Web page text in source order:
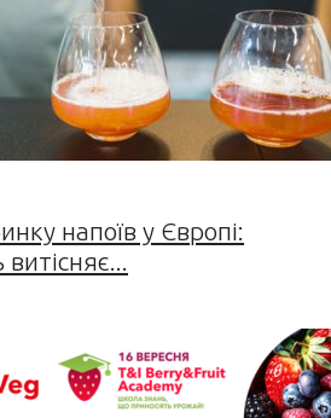
напоїв у Європі: